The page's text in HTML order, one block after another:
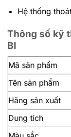
Hệ thống
Thông số kỹ
BI
Mã sản phẩm
Tên sản phẩm
Hãng sản xuất
Dung tích